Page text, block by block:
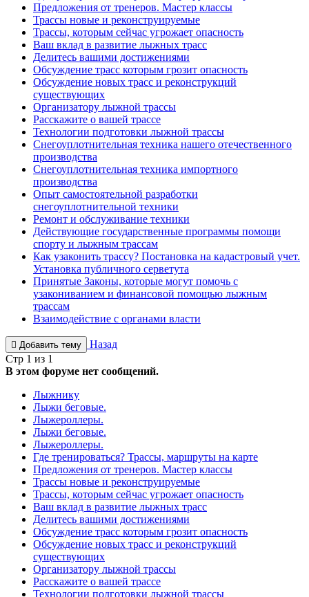
Предложения от тренеров. Мастер классы
Трассы новые и реконструируемые
Трассы, которым сейчас угрожает опасность
Ваш вклад в развитие лыжных трасс
Делитесь вашими достижениями
Обсуждение трасс которым грозит опасность
Обсуждение новых трасс и реконструкций
существующих
Организатору лыжной трассы
Расскажите о вашей трассе
Технологии подготовки лыжной трассы
Снегоуплотнительная техника нашего отечественного
производства
Снегоуплотнительная техника импортного
производства
Опыт самостоятельной разработки
снегоуплотнительной техники
Ремонт и обслуживание техники
Действующие государственные программы помощи
спорту и лыжным трассам
Как узаконить трассу? Постановка на кадастровый учет.
Установка публичного серветута
Принятые Законы, которые могут помочь с
узакониванием и финансовой помощью лыжным
трассам
Взаимодействие с органами власти
Добавить тему
Назад
Стр 1 из 1
В этом форуме нет сообщений.
Лыжнику
Лыжи беговые.
Лыжероллеры.
Лыжи беговые.
Лыжероллеры.
Где тренироваться? Трассы, маршруты на карте
Предложения от тренеров. Мастер классы
Трассы новые и реконструируемые
Трассы, которым сейчас угрожает опасность
Ваш вклад в развитие лыжных трасс
Делитесь вашими достижениями
Обсуждение трасс которым грозит опасность
Обсуждение новых трасс и реконструкций
существующих
Организатору лыжной трассы
Расскажите о вашей трассе
Технологии подготовки лыжной трассы